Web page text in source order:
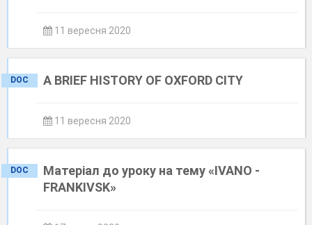
11 вересня 2020
DOC A BRIEF HISTORY OF OXFORD CITY
11 вересня 2020
DOC
Матеріал до уроку на тему «IVANO -
FRANKIVSK»